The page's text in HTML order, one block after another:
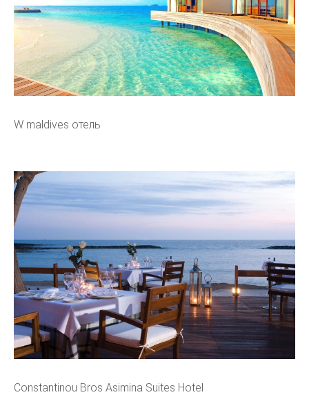
W maldives отель
Constantinou Bros Asimina Suites Hotel